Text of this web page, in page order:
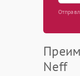
Neff